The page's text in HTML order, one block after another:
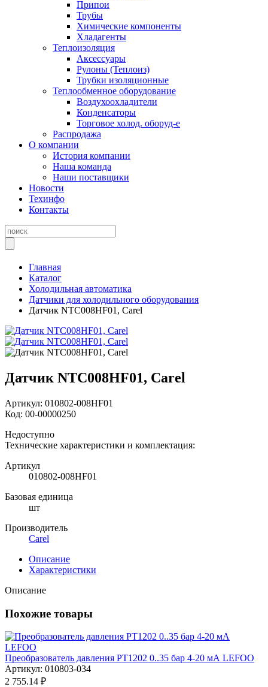
Припои
Трубы
Химические компоненты
Хладагенты
Теплоизоляция
Аксессуары
Рулоны (Теплоиз)
Трубки изоляционные
Теплообменное оборудование
Воздухоохладители
Конденсаторы
Торговое холод. оборуд-е
Распродажа
О компании
История компании
Наша команда
Наши поставщики
Новости
Техинфо
Контакты
Главная
Каталог
Холодильная автоматика
Датчики для холодильного оборудования
Датчик NTC008HF01, Carel
Датчик NTC008HF01, Carel
Артикул: 010802-008HF01
Код: 00-00000250
Недоступно
Технические характеристики и комплектация:
Артикул
010802-008HF01
Базовая единица
шт
Производитель
Carel
Описание
Характеристики
Описание
Похожие товары
Преобразователь давления PT1202 0..35 бар 4-20 мА LEFOO
Артикул: 010803-034
2 755.14 ₽